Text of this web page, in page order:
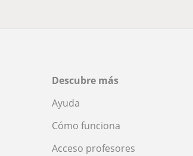
Descubre más
Ayuda
Cómo funciona
Acceso profesores